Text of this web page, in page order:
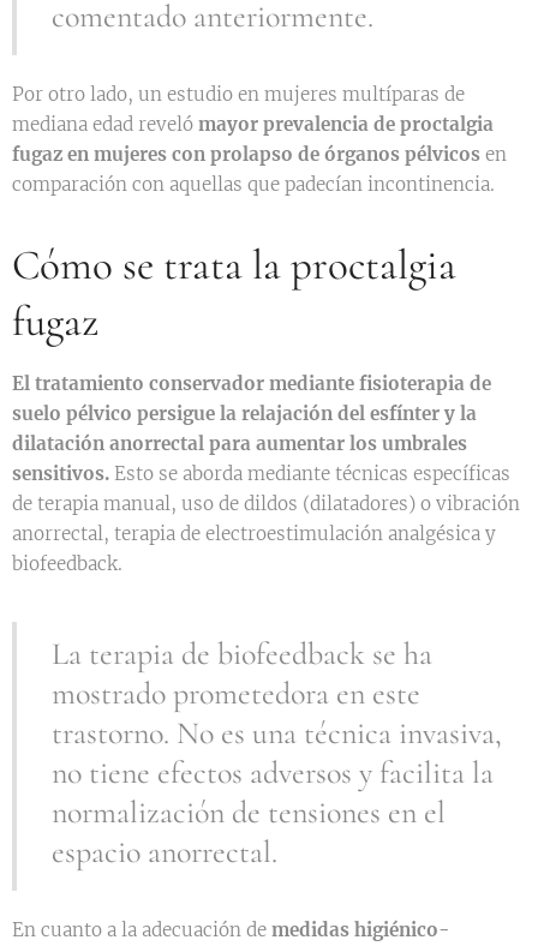
comentado anteriormente.
Por otro lado, un estudio en mujeres multíparas de
mediana edad reveló mayor prevalencia de proctalgia
fugaz en mujeres con prolapso de órganos pélvicos en
comparación con aquellas que padecían incontinencia.
Cómo se trata la proctalgia
fugaz
El tratamiento conservador mediante fisioterapia de
suelo pélvico persigue la relajación del esfínter y la
dilatación anorrectal para aumentar los umbrales
sensitivos. Esto se aborda mediante técnicas específicas
de terapia manual, uso de dildos (dilatadores) o vibración
anorrectal, terapia de electroestimulación analgésica y
biofeedback.
La terapia de biofeedback se ha
mostrado prometedora en este
trastorno. No es una técnica invasiva,
no tiene efectos adversos y facilita la
normalización de tensiones en el
espacio anorrectal.
En cuanto a la adecuación de medidas higiénico-